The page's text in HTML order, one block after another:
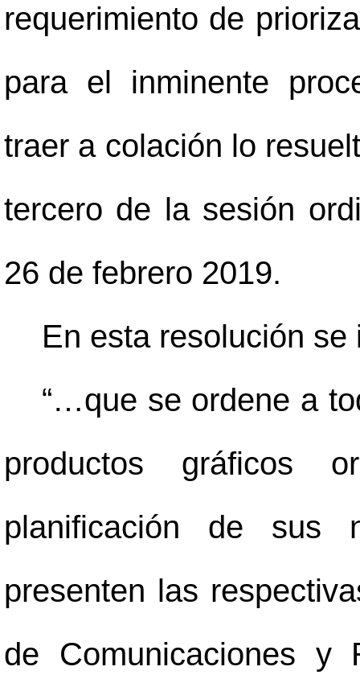
requerimiento de
para el inminente
traer a colación lo
tercero de la sesión
26 de febrero 2019.
En esta resolución
“…que se ordene a
productos gráficos
planificación de sus
presenten las
de Comunicaciones y